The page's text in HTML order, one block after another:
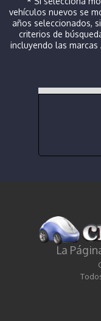
vehículos nuevos se
años seleccionados,
criterios de
incluyendo las marcas
La